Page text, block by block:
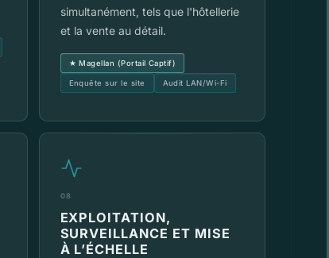
simultanément, tels que l'hôtellerie
et la vente au détail.
★ Magellan (Portail Captif)
Enquête sur le site Audit LAN/Wi-Fi
08
EXPLOITATION,
SURVEILLANCE ET MISE
À L’ÉCHELLE